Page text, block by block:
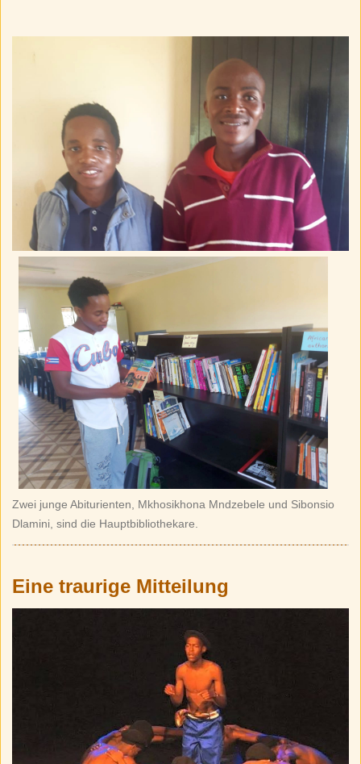
Zwei junge Abiturienten, Mkhosikhona Mndzebele und Sibonsio
Dlamini, sind die Hauptbibliothekare.
Eine traurige Mitteilung